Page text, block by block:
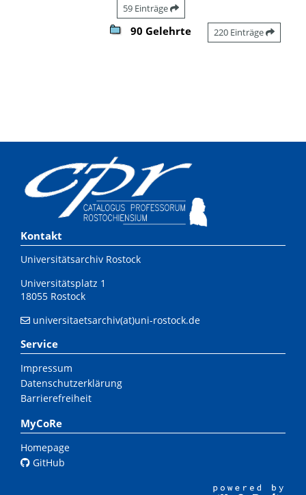
59 Einträge
90 Gelehrte 220 Einträge
Kontakt
Universitätsarchiv Rostock
Universitätsplatz 1
18055 Rostock
universitaetsarchiv(at)uni-rostock.de
Service
Impressum
Datenschutzerklärung
Barrierefreiheit
MyCoRe
Homepage
GitHub